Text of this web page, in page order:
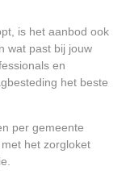
is het aanbod ook
wat past bij jouw
en
het beste
per gemeente
het zorgloket